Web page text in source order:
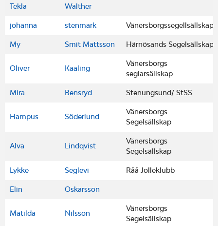
Tekla Walther
johanna stenmark Vänersborgssegellsällskap
My Smit Mattsson Härnösands Segelsällskap
Oliver Kaaling
Vänersborgs
seglarsällskap
Mira Bensryd Stenungsund/ StSS
Hampus Söderlund
Vänersborgs
Segelsällskap
Alva Lindqvist
Vänersborgs
Segelsällskap
Lykke Seglevi Råå Jolleklubb
Elin Oskarsson
Matilda Nilsson
Vänersborgs
Segelsällskap